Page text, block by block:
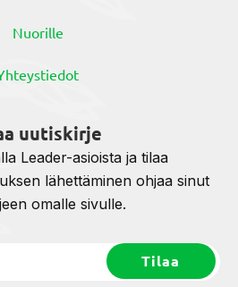
Nuorille
uutiskirje
Leader-asioista ja tilaa
lähettäminen ohjaa sinut
omalle sivulle.